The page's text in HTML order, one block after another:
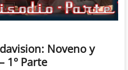
Noveno y
1º Parte